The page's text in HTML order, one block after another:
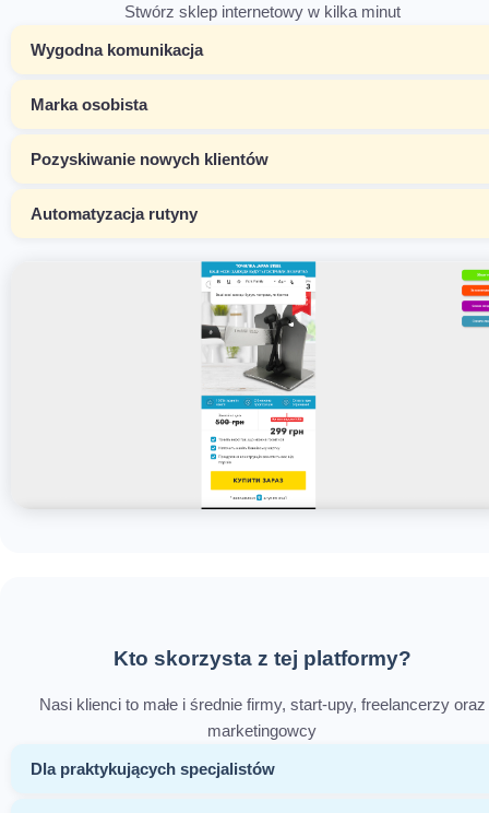
Stwórz sklep internetowy w kilka minut
Wygodna komunikacja
Marka osobista
Pozyskiwanie nowych klientów
Automatyzacja rutyny
Kto skorzysta z tej platformy?
Nasi klienci to małe i średnie firmy, start-upy, freelancerzy oraz
marketingowcy
Dla praktykujących specjalistów